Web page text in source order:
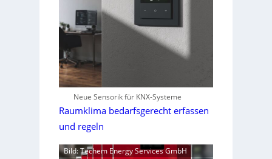
Neue Sensorik für KNX-Systeme
Raumklima bedarfsgerecht erfassen
und regeln
Bild: Techem Energy Services GmbH